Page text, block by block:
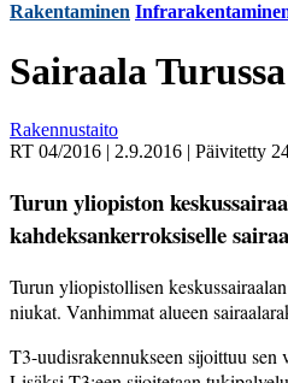
Rakentaminen
Sairaala
Rakennustaito
RT 04/2016 | 2.9.2016 | Päivitetty
Turun yliopiston
kahdeksankerroksiselle
Turun yliopistollisen
niukat. Vanhimmat alueen
T3-uudisrakennukseen sijoittuu sen